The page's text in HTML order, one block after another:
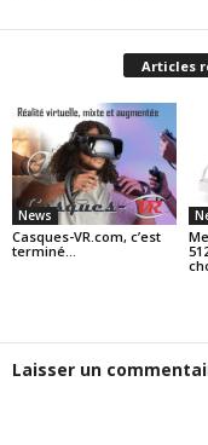
Articles
News
Casques-VR.com, c’est
terminé…
Laisser un